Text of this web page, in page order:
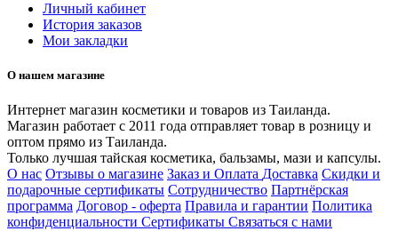
Личный кабинет
История заказов
Мои закладки
О нашем магазине
Интернет магазин косметики и товаров из Таиланда.
Магазин работает с 2011 года отправляет товар в розницу и
оптом прямо из Таиланда.
Только лучшая тайская косметика, бальзамы, мази и капсулы.
О нас Отзывы о магазине Заказ и Оплата Доставка Скидки и
подарочные сертификаты Сотрудничество Партнёрская
программа Договор - оферта Правила и гарантии Политика
конфиденциальности Сертификаты Связаться с нами